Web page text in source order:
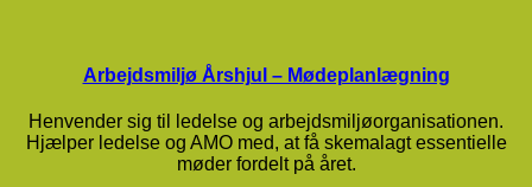
Arbejdsmiljø Årshjul – Mødeplanlægning
Henvender sig til ledelse og arbejdsmiljøorganisationen.
Hjælper ledelse og AMO med, at få skemalagt essentielle
møder fordelt på året.